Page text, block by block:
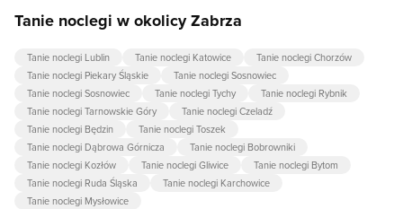
Tanie noclegi w okolicy Zabrza
Tanie noclegi Lublin Tanie noclegi Katowice
Tanie noclegi Chorzów
Tanie noclegi Piekary Śląskie
Tanie noclegi Sosnowiec
Tanie noclegi Sosnowiec
Tanie noclegi Tychy
Tanie noclegi Rybnik
Tanie noclegi Tarnowskie Góry
Tanie noclegi Czeladź
Tanie noclegi Będzin
Tanie noclegi Toszek
Tanie noclegi Dąbrowa Górnicza
Tanie noclegi Bobrowniki
Tanie noclegi Kozłów
Tanie noclegi Gliwice
Tanie noclegi Bytom
Tanie noclegi Ruda Śląska
Tanie noclegi Karchowice
Tanie noclegi Mysłowice